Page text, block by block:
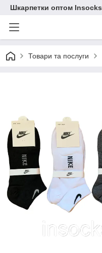
Шкарпетки оптом Insocks
Товари та послуги